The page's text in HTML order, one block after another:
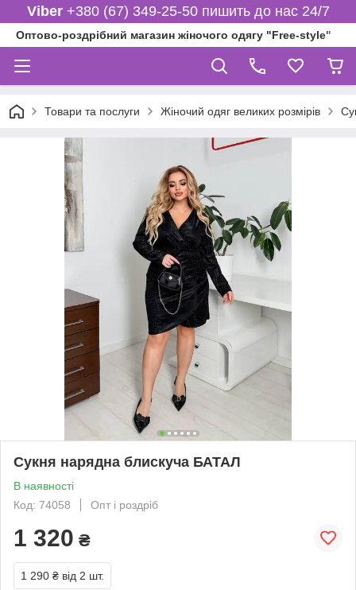
Viber+380 (67) 349-25-50 пишить до нас 24/7
Оптово-роздрібний магазин жіночого одягу "Free-style"
Товари та послуги Жіночий одяг великих розмірів
Сукня нарядна блискуча БАТАЛ
В наявності
Код: 74058
Опт і роздріб
1 320 ₴
1 290 ₴ від 2 шт.